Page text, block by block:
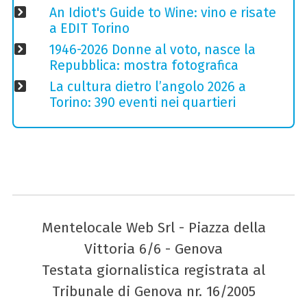
An Idiot's Guide to Wine: vino e risate
a EDIT Torino
1946-2026 Donne al voto, nasce la
Repubblica: mostra fotografica
La cultura dietro l’angolo 2026 a
Torino: 390 eventi nei quartieri
Mentelocale Web Srl - Piazza della
Vittoria 6/6 - Genova
Testata giornalistica registrata al
Tribunale di Genova nr. 16/2005